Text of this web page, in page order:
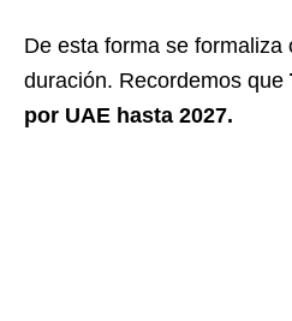
De esta forma se
duración. Recordemos que
por UAE hasta 2027.